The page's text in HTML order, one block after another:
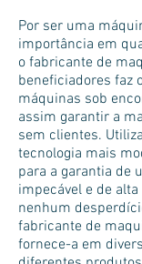
Por ser uma
importância em
o fabricante de
beneficiadores faz
máquinas sob
assim garantir a
sem clientes.
tecnologia mais
para a garantia de
impecável e de
nenhum
fabricante de
fornece-a em